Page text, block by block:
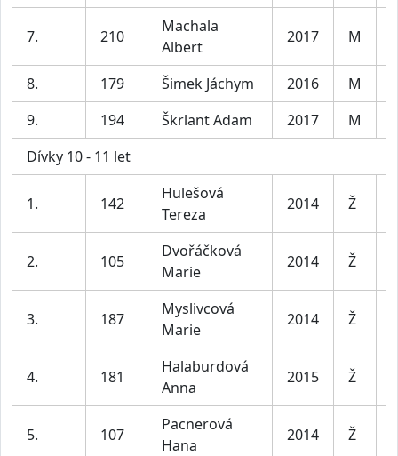
7. 210
Machala
Albert
2017 M
8. 179 Šimek Jáchym 2016 M
9.
194 Škrlant Adam 2017 M
Dívky 10 - 11 let
1. 142
Hulešová
Tereza
2014 Ž
2. 105
Dvořáčková
Marie
2014 Ž
3. 187
Myslivcová
Marie
2014 Ž
4. 181
Halaburdová
Anna
2015 Ž
5. 107
Pacnerová
Hana
2014 Ž